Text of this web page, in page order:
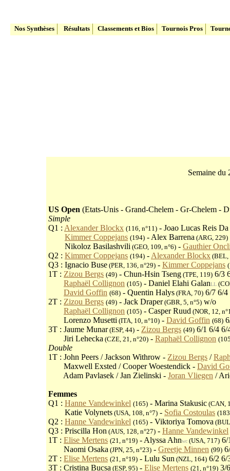
Nos Synthèses Résultats Classements et Bios Tournois Pros
Semaine du
US Open(Etats-Unis - Grand-Chelem - Gr-Chelem -
Simple
Q1 : Alexander Blockx (116, n°11) - Joao Lucas Reis
Q1 :Kimmer Coppejans (194) - Alex Barrena (ARG, 229)
Q1 :Nikoloz Basilashvili (GEO, 109, n°6) -Gauthier
Q2 :Kimmer Coppejans (194) - Alexander Blockx (BEL,
Q3 : Ignacio Buse (PER, 136, n°29) -Kimmer Coppejans
1T : Zizou Bergs (49) - Chun-Hsin Tseng (TPE, 119) 6/3
1T :Raphaël Collignon (105) - Daniel Elahi GalanLL
1T :David Goffin (68) - Quentin Halys (FRA, 70) 6/7 6/4
2T : Zizou Bergs (49) - Jack Draper(GBR, 5, n°5) w/o
2T :Raphaël Collignon (105) - Casper Ruud (NOR, 12,
2T :Lorenzo Musetti (ITA, 10, n°10) -David Goffin (68)
3T : Jaume Munar(ESP, 44) - Zizou Bergs (49) 6/1 6/4 6/
3T :Jiri Lehecka (CZE, 21, n°20) -Raphaël Collignon
Double
1T : John Peers / Jackson Withrow - Zizou Bergs /
1T :Maxwell Exsted / Cooper Woestendick -David
Adam Pavlasek / Jan Zielinski -Joran Vliegen /
Femmes
Q1 :Hanne Vandewinkel (165) - Marina Stakusic (CAN,
Q1 :Katie Volynets (USA, 108, n°7) - Sofia Costoulas
Q2 :Hanne Vandewinkel (165) - Viktoriya Tomova
Q3 : Priscilla Hon (AUS, 128, n°27) -Hanne Vandewinkel
1T :Elise Mertens (21, n°19) - Alyssa Ahnwc (USA, 717) 6/
1T :Naomi Osaka (JPN, 25, n°23) -Greetje Minnen (99)
2T :Elise Mertens (21, n°19) - Lulu Sun (NZL, 164) 6/2 6/
3T : Cristina Bucsa (ESP, 95) -Elise Mertens (21, n°19) 3/